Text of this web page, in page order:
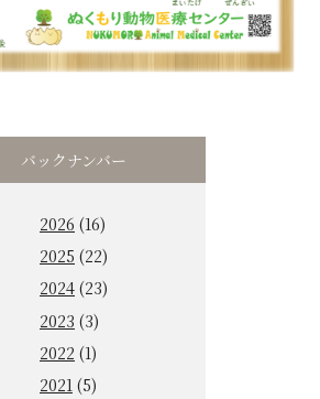
バックナンバー
2026 (16)
2025 (22)
2024 (23)
2023 (3)
2022 (1)
2021 (5)